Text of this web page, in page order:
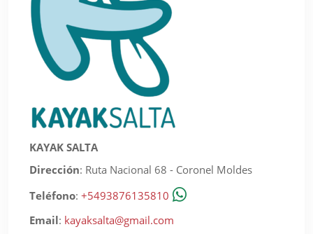
KAYAK SALTA
Dirección: Ruta Nacional 68 - Coronel Moldes
Teléfono: +5493876135810
Email: kayaksalta@gmail.com